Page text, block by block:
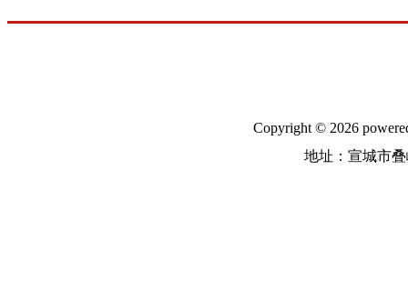
Copyright © 2026
地址：宣城市叠嶂